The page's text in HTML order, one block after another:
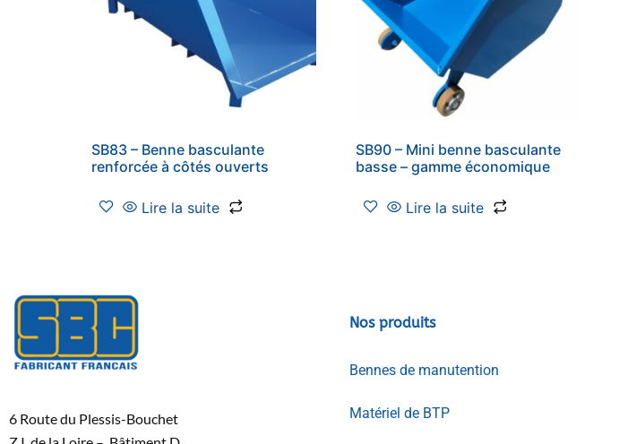
SB83 – Benne basculante
renforcée à côtés ouverts
Lire la suite
SB90 – Mini benne basculante
basse – gamme économique
Lire la suite
6 Route du Plessis-Bouchet
Nos produits
Bennes de manutention
Matériel de BTP